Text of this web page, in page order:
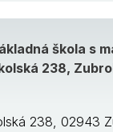
škola s
238,
238, 02943